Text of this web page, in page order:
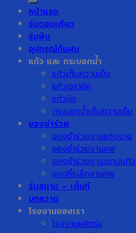
หน้าแรก
ร่มตอนเดียว
ร่มพับ
อุปกรณ์กันฝน
แก้ว และ กระบอกน้ำ
แก้วเก็บความเย็น
แก้วเซรามิค
แก้วมัค
กระบอกน้ำเก็บความเย็น
ของชำร่วย
ของชำร่วยงานแต่งงาน
ของชำร่วยงานศพ
ของชำร่วยงานฌาปนกิจ
ของที่ระลึกงานศพ
ร่มสนาม – เต็นท์
บทความ
โรงงานของเรา
โรงงานผลิตร่ม